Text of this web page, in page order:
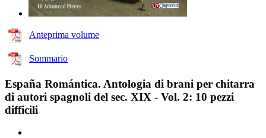
Anteprima volume
Sommario
España Romántica. Antologia di brani per chitarra
di autori spagnoli del sec. XIX - Vol. 2: 10 pezzi
difficili